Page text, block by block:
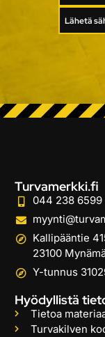
Lähetä
Turvamerkki.fi
044 238 6599
Kallipääntie
23100
Y-tunnus
Hyödyllistä
Tietoa
Turvakilven